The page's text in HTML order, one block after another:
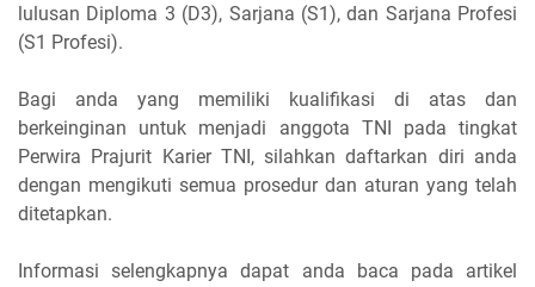
lulusan Diploma 3 (D3), Sarjana (S1), dan Sarjana Profesi
(S1 Profesi).
Bagi anda yang memiliki kualifikasi di atas dan
berkeinginan untuk menjadi anggota TNI pada tingkat
Perwira Prajurit Karier TNI, silahkan daftarkan diri anda
dengan mengikuti semua prosedur dan aturan yang telah
ditetapkan.
Informasi selengkapnya dapat anda baca pada artikel